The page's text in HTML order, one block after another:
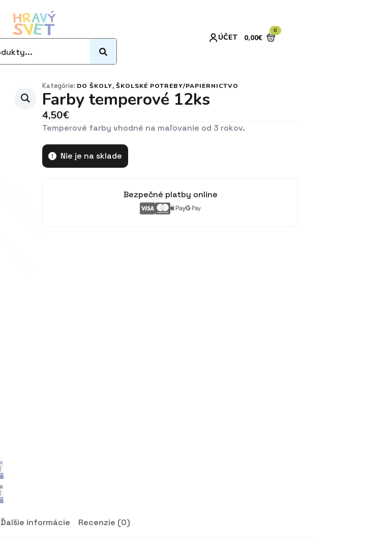
ÚČET 0,00€
0
Kategórie: DO ŠKOLY, ŠKOLSKÉ POTREBY/PAPIERNICTVO
Farby temperové 12ks
4,50€
Temperové farby vhodné na maľovanie od 3 rokov.
Nie je na sklade
Bezpečné platby online
Ďalšie informácie Recenzie (0)